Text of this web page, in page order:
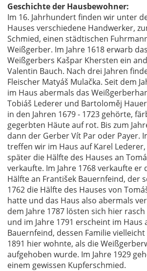
Geschichte der Hausbewohner:
Im 16. Jahrhundert finden wir unter
Hauses verschiedene Handwerker,
Schmied, einen städtischen
Weißgerber. Im Jahre 1618 erwarb
Weißgerbers Kašpar Khersten ein
Valentin Bauch. Nach drei Jahren
Fleischer Matyáš Mulačka. Seit dem
im Haus abermals das
Tobiáš Lederer und Bartoloměj
in den Jahren 1679 - 1723 gehörte,
gegerbten Häute auf rot. Bis zum
dann der Gerber Vít Par oder Payer.
treffen wir im Haus auf Karel Lederer,
später die Hälfte des Hauses an
verkaufte. Im Jahre 1768 verkaufte er
Hälfte an František Bauernfeind, der
1762 die Hälfte des Hauses von
hatte und das Haus also abermals
dem Jahre 1787 lösten sich hier
und im Jahre 1791 erscheint im Haus
Bauernfeind, dessen Familie vielleicht
1891 hier wohnte, als die
aufgehoben wurde. Im Jahre 1929
einem gewissen Kupferschmied.